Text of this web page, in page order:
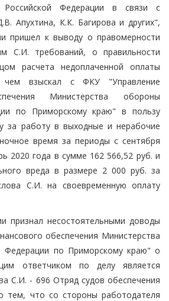
Российской Федерации в связи с
Апухтина, К.К. Багирова и других",
пришел к выводу о правомерности
С.И. требований, о правильности
расчета недоплаченной оплаты
взыскал с ФКУ "Управление
Министерства обороны
по Приморскому краю" в пользу
за работу в выходные и нерабочие
время за периоды с сентября
2020 года в сумме 162 566,52 руб. и
вреда в размере 2 000 руб. за
С.И. на своевременную оплату
признал несостоятельными доводы
обеспечения Министерства
Федерации по Приморскому краю" о
ответчиком по делу является
С.И. - 696 Отряд судов обеспечения
тем, что со стороны работодателя